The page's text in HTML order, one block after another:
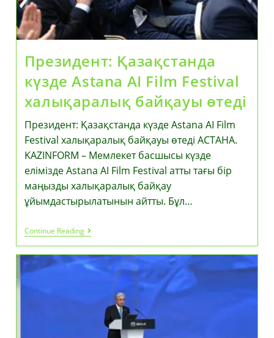
Президент: Қазақстанда
күзде Astana AI Film Festival
халықаралық байқауы өтеді
Президент: Қазақстанда күзде Astana AI Film
Festival халықаралық байқауы өтеді АСТАНА.
KAZINFORM – Мемлекет басшысы күзде
елімізде Astana AI Film Festival атты тағы бір
маңызды халықаралық байқау
ұйымдастырылатынын айтты. Бұл…
Continue ReadingПрезидент:
Қазақстанда
Күзде
Astana
AI
Film
Халықаралық
Байқауы
Өтеді